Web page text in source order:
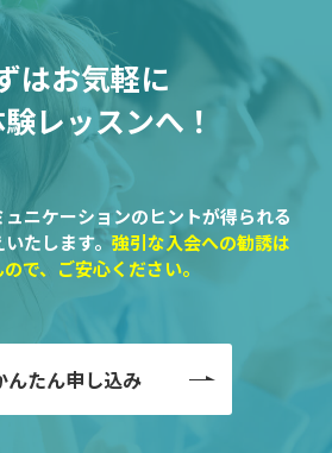
はお気軽に
レッスンへ！
ニケーションのヒントが得られる
たします。 強引な入会への勧誘は
で、ご安心ください。
んたん申し込み